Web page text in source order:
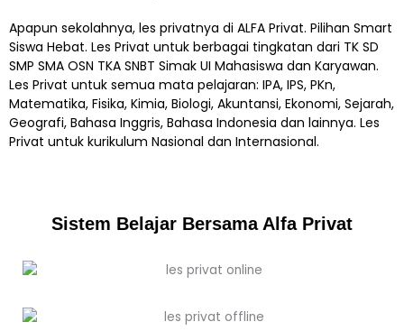
Apapun sekolahnya, les privatnya di ALFA Privat. Pilihan Smart
Siswa Hebat. Les Privat untuk berbagai tingkatan dari TK SD
SMP SMA OSN TKA SNBT Simak UI Mahasiswa dan Karyawan.
Les Privat untuk semua mata pelajaran: IPA, IPS, PKn,
Matematika, Fisika, Kimia, Biologi, Akuntansi, Ekonomi, Sejarah,
Geografi, Bahasa Inggris, Bahasa Indonesia dan lainnya. Les
Privat untuk kurikulum Nasional dan Internasional.
Sistem Belajar Bersama Alfa Privat